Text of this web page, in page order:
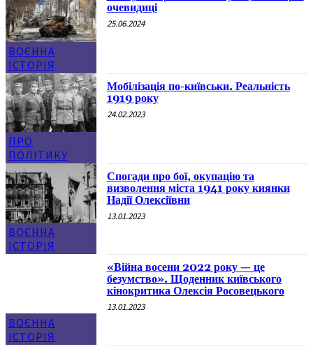
ВОЄННА
ІСТОРІЯ
очевидиці
25.06.2024
ПРО
ПОЛІТИКУ
Мобілізація по-київськи. Реальність
1919 року
24.02.2023
ВОЄННА
ІСТОРІЯ
Спогади про бої, окупацію та
визволення міста 1941 року киянки
Надії Олексіївни
13.01.2023
ВОЄННА
ІСТОРІЯ
«Війна восени 2022 року — це
безумство». Щоденник київського
кінокритика Олексія Росовецького
13.01.2023